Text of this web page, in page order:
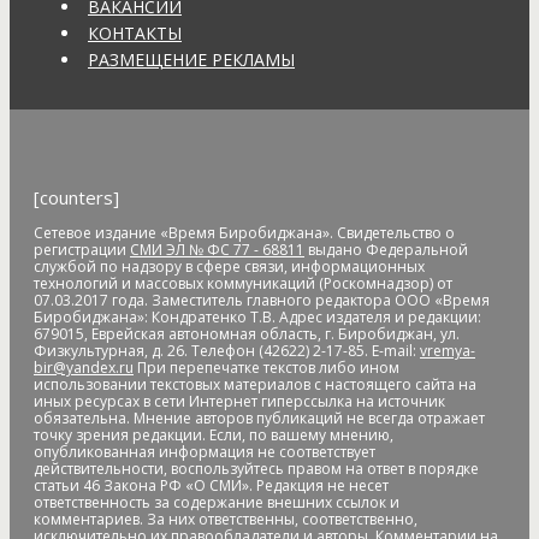
апелляцияаппарат видеофиксации
АрашуковАрбатАрена аренда земли
Артём АкименкоАртём КуликовАрхангельскархив
Банк Россиибанки
банковские_картыбанковский роумингбанкротство
барельеф баскетболБастакБастрыкинбатутБедность
бездомныебездомные животныебезналичные платежи
Безопасное колесо-2019безопасностьБезопасные и
качественные дорогибезработица белкабензинБеринг
Берл Лазарбесплатные лекарстваБессмертные дела
Бессмертный полкбесхозяйственностьбешенство
библиотекабизнесбизнес без поддержкибизнес-
омбудсменбиометрияБира БираканБирария
БиробидажанБиробиджанБиробиджан-2
Биробиджанская воспитательная колония
Биробиджанская таможняБиробиджанская ТЭЦ
ВАКАНСИИ
КОНТАКТЫ
РАЗМЕЩЕНИЕ РЕКЛАМЫ
[counters]
Сетевое издание «Время Биробиджана». Свидетельство о
регистрации СМИ ЭЛ № ФС 77 - 68811 выдано Федеральной
службой по надзору в сфере связи, информационных
технологий и массовых коммуникаций (Роскомнадзор) от
07.03.2017 года. Заместитель главного редактора ООО «Время
Биробиджана»: Кондратенко Т.В. Адрес издателя и редакции:
679015, Еврейская автономная область, г. Биробиджан, ул.
Физкультурная, д. 26. Телефон (42622) 2-17-85. E-mail: vremya-
bir@yandex.ru При перепечатке текстов либо ином
использовании текстовых материалов с настоящего сайта на
иных ресурсах в сети Интернет гиперссылка на источник
обязательна. Мнение авторов публикаций не всегда отражает
точку зрения редакции. Если, по вашему мнению,
опубликованная информация не соответствует
действительности, воспользуйтесь правом на ответ в порядке
статьи 46 Закона РФ «О СМИ». Редакция не несет
ответственность за содержание внешних ссылок и
комментариев. За них ответственны, соответственно,